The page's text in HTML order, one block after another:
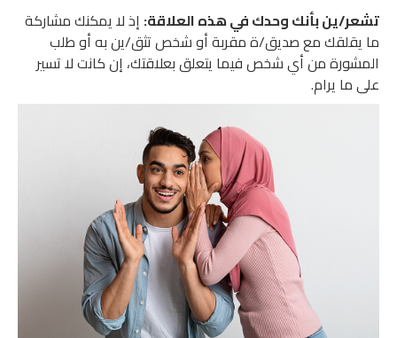
تشعر/ين بأنك وحدك في هذه العلاقة: إذ لا يمكنك مشاركة
ما يقلقك مع صديق/ة مقربة أو شخص تثق/ين به أو طلب
المشورة من أي شخص فيما يتعلق بعلاقتك، إن كانت لا تسير
على ما يرام.